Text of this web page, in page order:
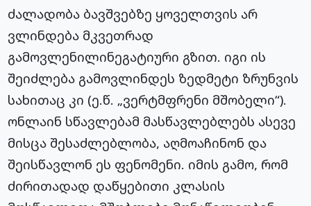
ძალადობა ბავშვებზე ყოველთვის არ
ვლინდება მკვეთრად
გამოვლენილინეგატიური გზით. იგი ის
შეიძლება გამოვლინდეს ზედმეტი ზრუნვის
სახითაც კი (ე.წ. „ვერტმფრენი მშობელი“).
ონლაინ სწავლებამ მასწავლებლებს ასევე
მისცა შესაძლებლობა, აღმოაჩინონ და
შეისწავლონ ეს ფენომენი. იმის გამო, რომ
ძირითადად დაწყებითი კლასის